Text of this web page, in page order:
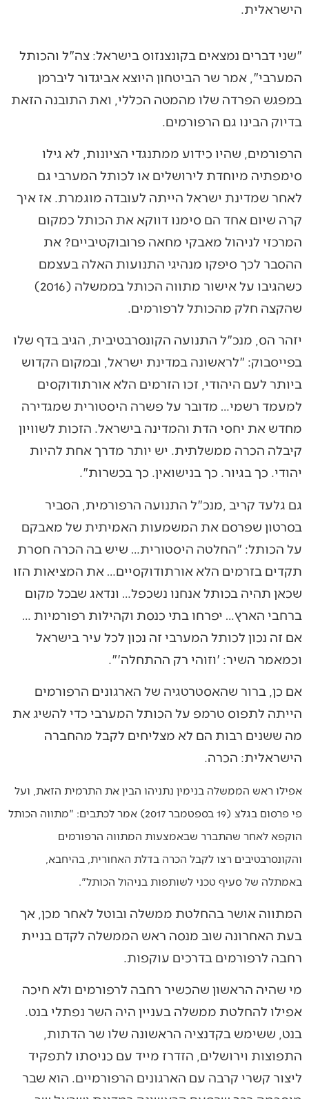
הישראלית.
"שני דברים נמצאים בקונצנזוס בישראל: צה"ל והכותל
המערבי", אמר שר הביטחון היוצא אביגדור ליברמן
במפגש הפרדה שלו מהמטה הכללי, ואת התובנה הזאת
בדיוק הבינו גם הרפורמים.
הרפורמים, שהיו כידוע ממתנגדי הציונות, לא גילו
סימפתיה מיוחדת לירושלים או לכותל המערבי גם
לאחר שמדינת ישראל הייתה לעובדה מוגמרת. אז איך
קרה שיום אחד הם סימנו דווקא את הכותל כמקום
המרכזי לניהול מאבקי מחאה פרובוקטיביים? את
ההסבר לכך סיפקו מנהיגי התנועות האלה בעצמם
כשהגיבו על אישור מתווה הכותל בממשלה (2016)
שהקצה חלק מהכותל לרפורמים.
יזהר הס, מנכ"ל התנועה הקונסרבטיבית, הגיב בדף שלו
בפייסבוק: "לראשונה במדינת ישראל, ובמקום הקדוש
ביותר לעם היהודי, זכו הזרמים הלא אורתודוקסים
למעמד רשמי… מדובר על פשרה היסטורית שמגדירה
מחדש את יחסי הדת והמדינה בישראל. הזכות לשוויון
קיבלה הכרה ממשלתית. יש יותר מדרך אחת להיות
יהודי. כך בגיור. כך בנישואין. כך בכשרות".
גם גלעד קריב ,מנכ"ל התנועה הרפורמית, הסביר
בסרטון שפרסם את המשמעות האמיתית של מאבקם
על הכותל: "החלטה היסטורית… שיש בה הכרה חסרת
תקדים בזרמים הלא אורתודוקסיים… את המציאות הזו
שכאן תהיה בכותל אנחנו נשכפל… ונדאג שבכל מקום
ברחבי הארץ… יפרחו בתי כנסת וקהילות רפורמיות …
אם זה נכון לכותל המערבי זה נכון לכל עיר בישראל
וכמאמר השיר: 'וזוהי רק ההתחלה'".
אם כן, ברור שהאסטרטגיה של הארגונים הרפורמים
הייתה לתפוס טרמפ על הכותל המערבי כדי להשיג את
מה ששנים רבות הם לא מצליחים לקבל מהחברה
הישראלית: הכרה.
אפילו ראש הממשלה בנימין נתניהו הבין את התרמית הזאת, ועל
פי פרסום בגלצ (19 בספטמבר 2017) אמר לכתבים: "מתווה הכותל
הוקפא לאחר שהתברר שבאמצעות המתווה הרפורמים
והקונסרבטיבים רצו לקבל הכרה בדלת האחורית, בהיחבא,
באמתלה של סעיף טכני לשותפות בניהול הכותל".
המתווה אושר בהחלטת ממשלה ובוטל לאחר מכן, אך
בעת האחרונה שוב מנסה ראש הממשלה לקדם בניית
רחבה לרפורמים בדרכים עוקפות.
מי שהיה הראשון שהכשיר רחבה לרפורמים ולא חיכה
אפילו להחלטת ממשלה בעניין היה השר נפתלי בנט.
בנט, ששימש בקדנציה הראשונה שלו שר הדתות,
התפוצות וירושלים, הזדרז מייד עם כניסתו לתפקיד
ליצור קשרי קרבה עם הארגונים הרפורמיים. הוא שבר